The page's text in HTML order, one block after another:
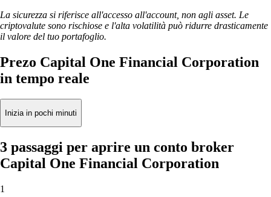
La sicurezza si riferisce all'accesso all'account, non agli asset. Le
criptovalute sono rischiose e l'alta volatilità può ridurre drasticamente
il valore del tuo portafoglio.
Prezo Capital One Financial Corporation
in tempo reale
Inizia in pochi minuti
3 passaggi per aprire un conto broker
Capital One Financial Corporation
1